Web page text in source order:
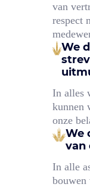
van
respect
We
In alles
kunnen
onze
We
van
In alle
bouwen